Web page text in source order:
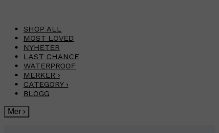
SHOP ALL
MOST LOVED
NYHETER
LAST CHANCE
WATERPROOF
MERKER ›
CATEGORY ›
BLOGG
Mer ›